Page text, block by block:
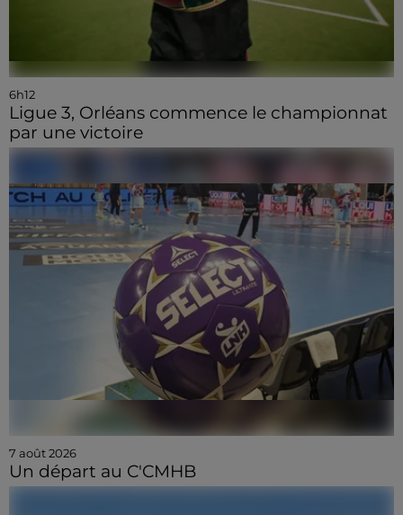
6h12
Ligue 3, Orléans commence le championnat
par une victoire
7 août 2026
Un départ au C'CMHB